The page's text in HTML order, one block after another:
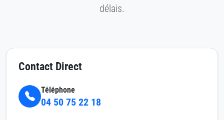
délais.
Contact Direct
Téléphone
04 50 75 22 18